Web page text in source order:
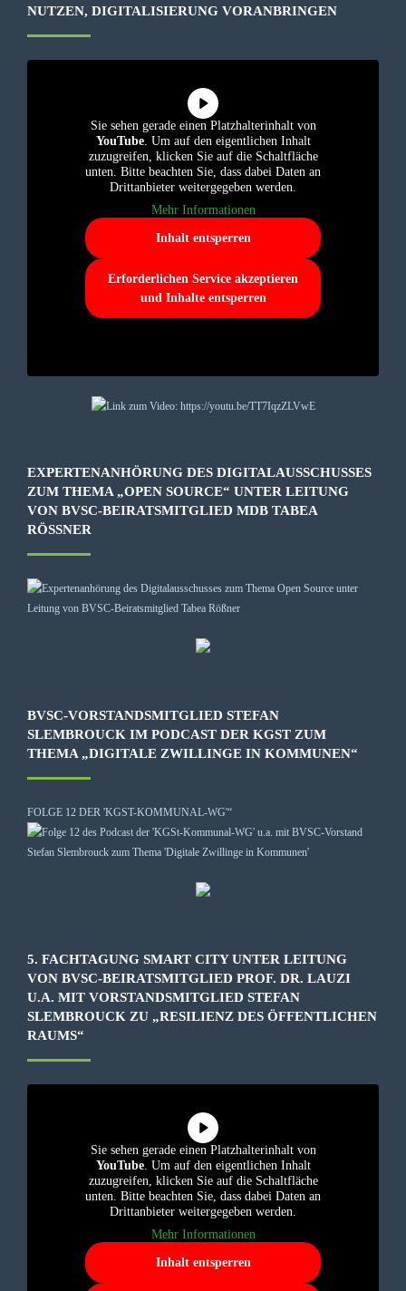
NUTZEN, DIGITALISIERUNG VORANBRINGEN
Sie sehen gerade einen Platzhalterinhalt von
YouTube. Um auf den eigentlichen Inhalt
zuzugreifen, klicken Sie auf die Schaltfläche
unten. Bitte beachten Sie, dass dabei Daten an
Drittanbieter weitergegeben werden.
Mehr Informationen
Inhalt entsperren
Erforderlichen Service akzeptieren
und Inhalte entsperren
EXPERTENANHÖRUNG DES DIGITALAUSSCHUSSES
ZUM THEMA „OPEN SOURCE“ UNTER LEITUNG
VON BVSC-BEIRATSMITGLIED MDB TABEA
RÖSSNER
BVSC-VORSTANDSMITGLIED STEFAN
SLEMBROUCK IM PODCAST DER KGST ZUM
THEMA „DIGITALE ZWILLINGE IN KOMMUNEN“
FOLGE 12 DER 'KGST-KOMMUNAL-WG'“
5. FACHTAGUNG SMART CITY UNTER LEITUNG
VON BVSC-BEIRATSMITGLIED PROF. DR. LAUZI
U.A. MIT VORSTANDSMITGLIED STEFAN
SLEMBROUCK ZU „RESILIENZ DES ÖFFENTLICHEN
RAUMS“
Sie sehen gerade einen Platzhalterinhalt von
YouTube. Um auf den eigentlichen Inhalt
zuzugreifen, klicken Sie auf die Schaltfläche
unten. Bitte beachten Sie, dass dabei Daten an
Drittanbieter weitergegeben werden.
Mehr Informationen
Inhalt entsperren